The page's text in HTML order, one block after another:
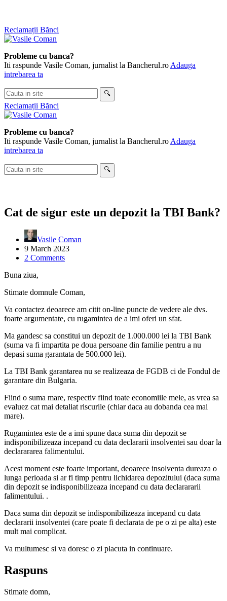
Skip
to
Reclamații Bănci
Probleme cu banca?
Iti raspunde Vasile Coman, jurnalist la Bancherul.ro Adauga
intrebarea ta
Cauta
in
site
🔍
Reclamații Bănci
Probleme cu banca?
Iti raspunde Vasile Coman, jurnalist la Bancherul.ro Adauga
intrebarea ta
Cauta
in
🔍
Cat de sigur este un depozit la TBI Bank?
Vasile Coman
9 March 2023
2 Comments
Buna ziua,
Stimate domnule Coman,
Va contactez deoarece am citit on-line puncte de vedere ale dvs.
foarte argumentate, cu rugamintea de a imi oferi un sfat.
Ma gandesc sa constitui un depozit de 1.000.000 lei la TBI Bank
(suma va fi impartita pe doua persoane din familie pentru a nu
depasi suma garantata de 500.000 lei).
La TBI Bank garantarea nu se realizeaza de FGDB ci de Fondul de
garantare din Bulgaria.
Fiind o suma mare, respectiv fiind toate economiile mele, as vrea sa
evaluez cat mai detaliat riscurile (chiar daca au dobanda cea mai
mare).
Rugamintea este de a imi spune daca suma din depozit se
indisponibilizeaza incepand cu data declararii insolventei sau doar la
declarararea falimentului.
Acest moment este foarte important, deoarece insolventa dureaza o
lunga perioada si ar fi timp pentru lichidarea depozitului (daca suma
din depozit se indisponibilizeaza incepand cu data declarararii
falimentului. .
Daca suma din depozit se indisponibilizeaza incepand cu data
declararii insolventei (care poate fi declarata de pe o zi pe alta) este
mult mai complicat.
Va multumesc si va doresc o zi placuta in continuare.
Raspuns
Stimate domn,